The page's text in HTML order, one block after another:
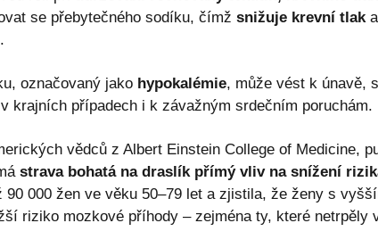
se přebytečného sodíku, čímž snižuje krevní tlaka
.
označovaný jako hypokalémie, může vést k únavě,
krajních případech i k závažným srdečním poruchám.
vědců z Albert Einstein College of Medicine,
strava bohatá na draslík přímý vliv na snížení
90 000 žen ve věku 50–79 let a zjistila, že ženy s
riziko mozkové příhody – zejména ty, které netrpěly